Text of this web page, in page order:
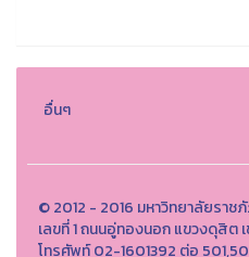
อื่นๆ
© 2012 - 2016 มหาวิทยาลัยราช
เลขที่ 1 ถนนอู่ทองนอก แขวงดุสิต
โทรศัพท์ 02-1601392 ต่อ